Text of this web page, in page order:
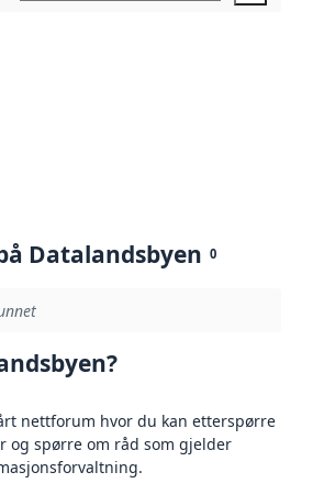
Datalandsbyen 0
nettforum hvor du kan etterspørre
og spørre om råd som gjelder